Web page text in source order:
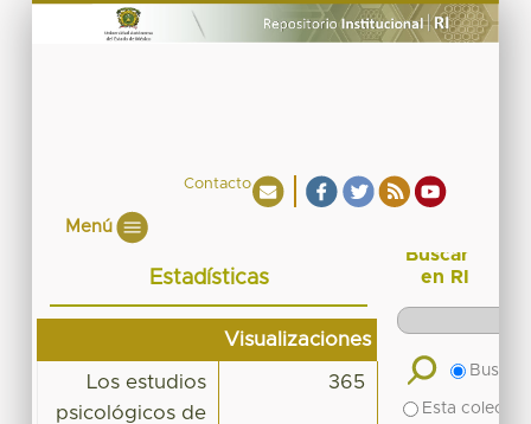
Contacto
Menú
Estadísticas
Visualizaciones
Los estudios
psicológicos de
365
Buscar
en RI
Buscar
Esta